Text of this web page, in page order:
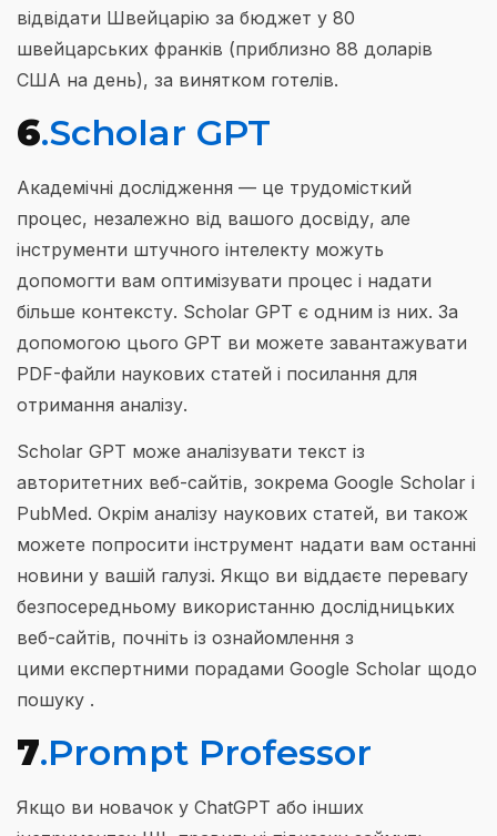
відвідати Швейцарію за бюджет у 80
швейцарських франків (приблизно 88 доларів
США на день), за винятком готелів.
6.Scholar GPT
Академічні дослідження — це трудомісткий
процес, незалежно від вашого досвіду, але
інструменти штучного інтелекту можуть
допомогти вам оптимізувати процес і надати
більше контексту. Scholar GPT є одним із них. За
допомогою цього GPT ви можете завантажувати
PDF-файли наукових статей і посилання для
отримання аналізу.
Scholar GPT може аналізувати текст із
авторитетних веб-сайтів, зокрема Google Scholar і
PubMed. Окрім аналізу наукових статей, ви також
можете попросити інструмент надати вам останні
новини у вашій галузі. Якщо ви віддаєте перевагу
безпосередньому використанню дослідницьких
веб-сайтів, почніть із ознайомлення з
цими експертними порадами Google Scholar щодо
пошуку .
7.Prompt Professor
Якщо ви новачок у ChatGPT або інших